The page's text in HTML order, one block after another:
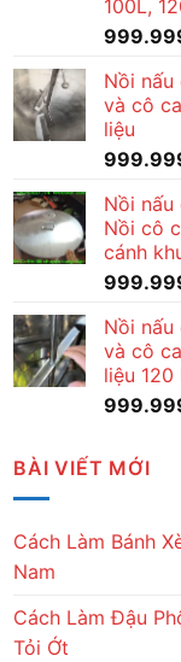
khô, sấy giòn, sấy
100L,
Nồi nấu
và cô
liệu
Nồi
Nồi cô
cánh
Nồi nấu
và cô
liệu 120
BÀI VIẾT MỚI
Cách Làm Bánh
Nam
Cách Làm Đậu
Tỏi Ớt